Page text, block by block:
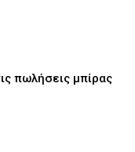
πωλήσεις μπίρας